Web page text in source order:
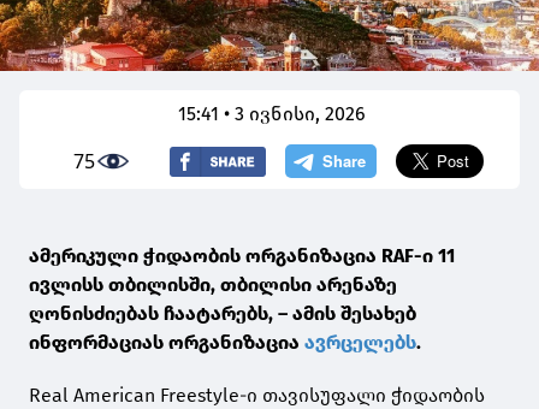
15:41 • 3 ივნისი, 2026
75
ამერიკული ჭიდაობის ორგანიზაცია RAF-ი 11
ივლისს თბილისში, თბილისი არენაზე
ღონისძიებას ჩაატარებს, – ამის შესახებ
ინფორმაციას ორგანიზაცია ავრცელებს.
Real American Freestyle-ი თავისუფალი ჭიდაობის